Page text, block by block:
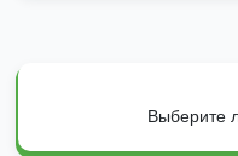
Выберите